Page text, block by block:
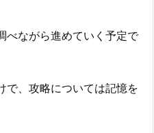
べながら進めていく予定で
で、攻略については記憶を